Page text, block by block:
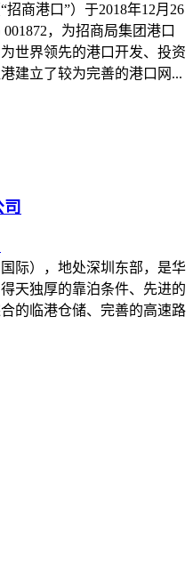
商港口”）于2018年12月26
，为招商局集团港口
世界领先的港口开发、投资
建立了较为完善的港口网...
），地处深圳东部，是华
天独厚的靠泊条件、先进的
的临港仓储、完善的高速路